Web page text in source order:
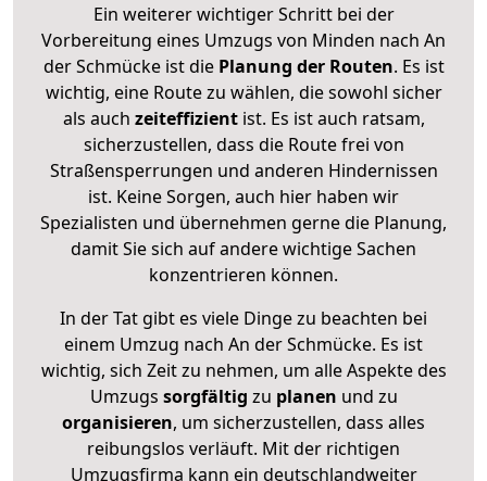
Ein weiterer wichtiger Schritt bei der
Vorbereitung eines Umzugs von Minden nach An
der Schmücke ist diePlanung der Routen. Es ist
wichtig, eine Route zu wählen, die sowohl sicher
als auch zeiteffizientist. Es ist auch ratsam,
sicherzustellen, dass die Route frei von
Straßensperrungen und anderen Hindernissen
ist. Keine Sorgen, auch hier haben wir
Spezialisten und übernehmen gerne die Planung,
damit Sie sich auf andere wichtige Sachen
konzentrieren können.
In der Tat gibt es viele Dinge zu beachten bei
einem Umzug nach An der Schmücke. Es ist
wichtig, sich Zeit zu nehmen, um alle Aspekte des
Umzugs sorgfältig zu planen und zu
organisieren, um sicherzustellen, dass alles
reibungslos verläuft. Mit der richtigen
Umzugsfirma kann ein deutschlandweiter